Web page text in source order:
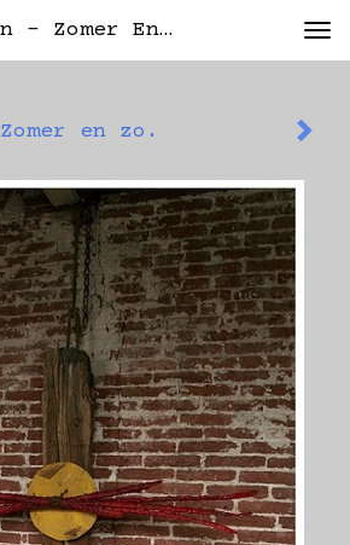
Mat Jongenelen - Zomer En Zo.
Zomer en zo.